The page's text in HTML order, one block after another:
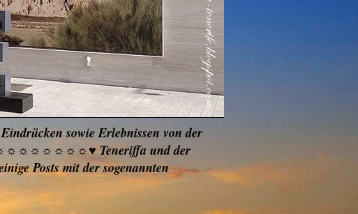
sowie Erlebnissen von der
♥☼☼☼☼☼☼☼☼♥ Teneriffa und der
Posts mit der sogenannten